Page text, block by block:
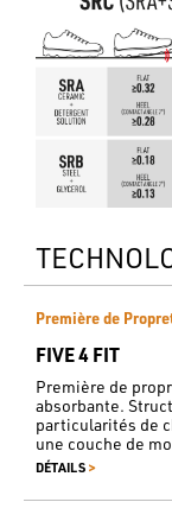
Première de
FIVE 4 FIT
Première de
absorbante.
particularités de
une couche de
DÉTAILS >